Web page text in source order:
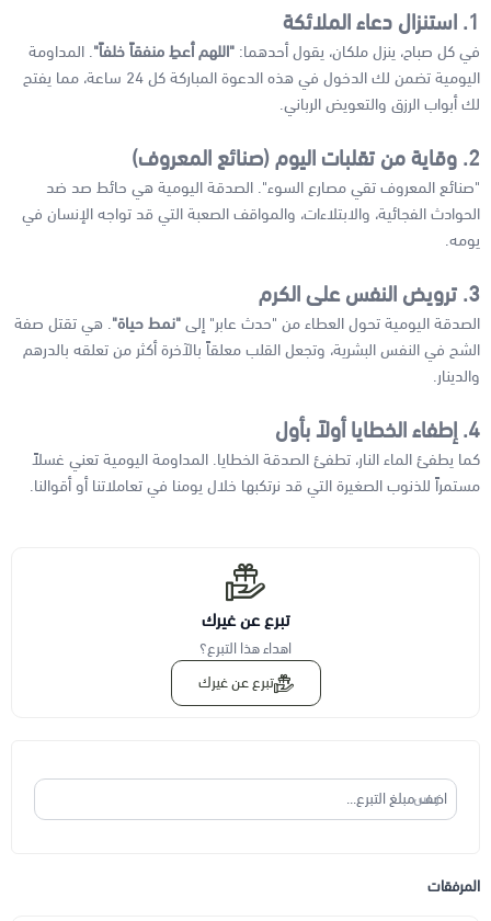
1. استنزال دعاء الملائكة
في كل صباح، ينزل ملكان، يقول أحدهما: "اللهم أعطِ منفقاً خلفاً". المداومة
اليومية تضمن لك الدخول في هذه الدعوة المباركة كل 24 ساعة، مما يفتح
لك أبواب الرزق والتعويض الرباني.
2. وقاية من تقلبات اليوم (صنائع المعروف)
"صنائع المعروف تقي مصارع السوء". الصدقة اليومية هي حائط صد ضد
الحوادث الفجائية، والابتلاءات، والمواقف الصعبة التي قد تواجه الإنسان في
يومه.
3. ترويض النفس على الكرم
الصدقة اليومية تحول العطاء من "حدث عابر" إلى"نمط حياة". هي تقتل صفة
الشح في النفس البشرية، وتجعل القلب معلقاً بالآخرة أكثر من تعلقه بالدرهم
والدينار.
4. إطفاء الخطايا أولاً بأول
كما يطفئ الماء النار، تطفئ الصدقة الخطايا. المداومة اليومية تعني غسلاً
مستمراً للذنوب الصغيرة التي قد نرتكبها خلال يومنا في تعاملاتنا أو أقوالنا.
تبرع عن غيرك
اهداء هذا التبرع؟
تبرع عن غيرك
ر.س
المرفقات